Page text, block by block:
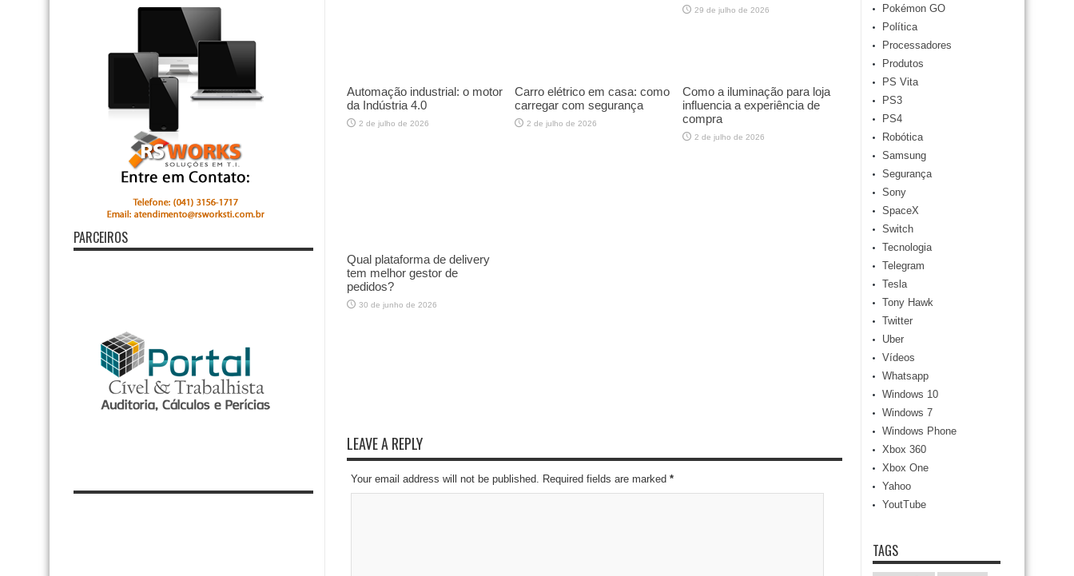
29 de julho de 2026
Automação industrial: o motor
da Indústria 4.0
2 de julho de 2026
Carro elétrico em casa: como
carregar com segurança
2 de julho de 2026
Como a iluminação para loja
influencia a experiência de
compra
2 de julho de 2026
Qual plataforma de delivery
tem melhor gestor de
pedidos?
30 de junho de 2026
LEAVE A REPLY
Your email address will not be published. Required fields are marked *
Pokémon GO
Política
Processadores
Produtos
PS Vita
PS3
PS4
Robótica
Samsung
Segurança
Sony
SpaceX
Switch
Tecnologia
Telegram
Tesla
Tony Hawk
Twitter
Uber
Vídeos
Whatsapp
Windows 10
Windows 7
Windows Phone
Xbox 360
Xbox One
Yahoo
YoutTube
TAGS
PARCEIROS